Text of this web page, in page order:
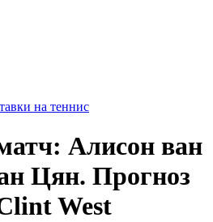
на теннис
Алисон ван
Цян. Прогноз
West